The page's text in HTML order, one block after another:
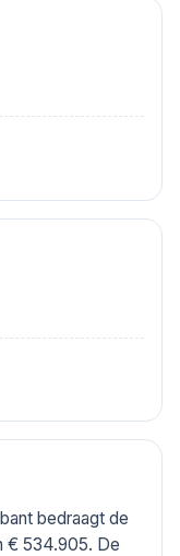
bedraagt de
€ 534.905. De